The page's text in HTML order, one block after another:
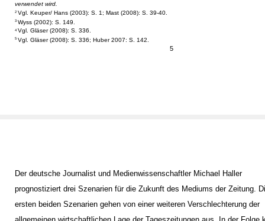
5
verwendet wird.
2 Vgl. Keuper/ Hans (2003): S. 1; Mast (2008): S. 39-40.
3 Wyss (2002): S. 149.
4 Vgl. Gläser (2008): S. 336.
5 Vgl. Gläser (2008): S. 336; Huber 2007: S. 142.
Der deutsche Journalist und Medienwissenschaftler Michael Haller
prognostiziert drei Szenarien für die Zukunft des Mediums der Zeitung.
ersten beiden Szenarien gehen von einer weiteren Verschlechterung der